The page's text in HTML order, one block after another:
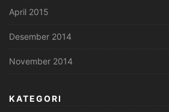
April 2015
Desember 2014
November 2014
KATEGORI